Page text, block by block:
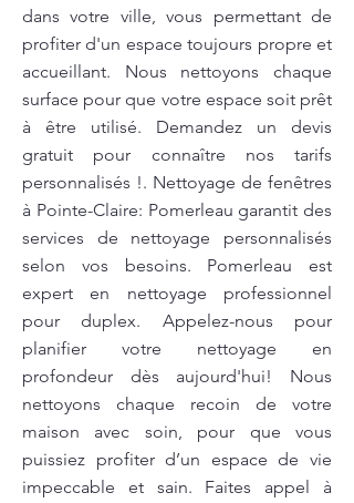
dans votre ville, vous permettant de
profiter d'un espace toujours propre et
accueillant. Nous nettoyons chaque
surface pour que votre espace soit prêt
à être utilisé. Demandez un devis
gratuit pour connaître nos tarifs
personnalisés !. Nettoyage de fenêtres
à Pointe-Claire: Pomerleau garantit des
services de nettoyage personnalisés
selon vos besoins. Pomerleau est
expert en nettoyage professionnel
pour duplex. Appelez-nous pour
planifier votre nettoyage en
profondeur dès aujourd'hui! Nous
nettoyons chaque recoin de votre
maison avec soin, pour que vous
puissiez profiter d’un espace de vie
impeccable et sain. Faites appel à